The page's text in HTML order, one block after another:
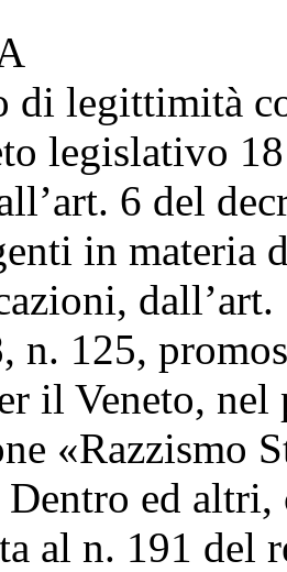
di legittimità
legislativo
6 del
in materia
n. 125,
il Veneto,
«Razzismo
Dentro ed
al n. 191 del